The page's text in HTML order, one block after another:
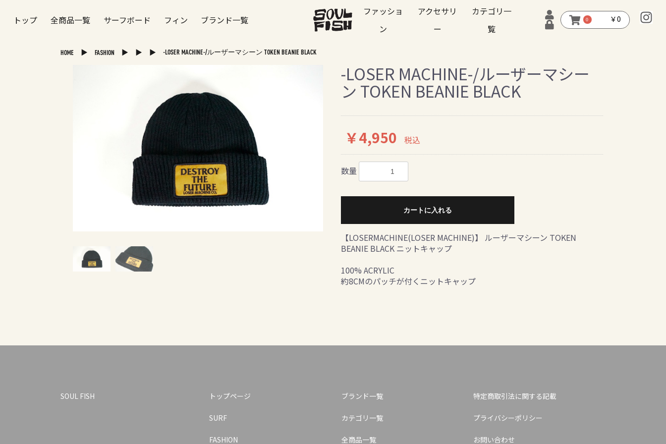
トップ 全商品一覧 サーフボード フィン ブランド一覧
ファッショ
ン
アクセサリ
ー
カテゴリ一
覧
0 ￥0
HOME ▶ FASHION ▶ ▶ ▶ -LOSER MACHINE-/ルーザーマシーン TOKEN BEANIE BLACK
-LOSER MACHINE-/ルーザーマシー
ン TOKEN BEANIE BLACK
￥4,950 税込
数量
カートに入れる
【LOSERMACHINE(LOSER MACHINE)】 ルーザーマシーン TOKEN
BEANIE BLACK ニットキャップ
100% ACRYLIC
約8CMのパッチが付くニットキャップ
SOUL FISH トップページ
SURF
FASHION
ブランド一覧
カテゴリ一覧
全商品一覧
特定商取引法に関する記載
プライバシーポリシー
お問い合わせ